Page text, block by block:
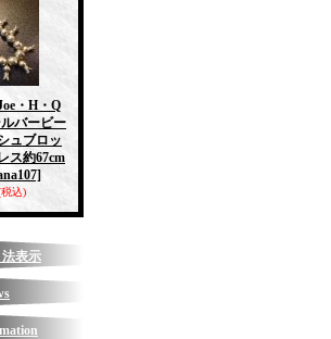
・H・Q
バービー
ュブロッ
ス約67cm
込)
表示